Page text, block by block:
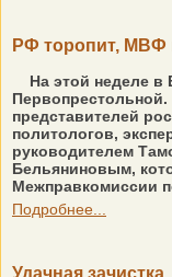
РФ торопит, МВФ
На этой неделе в
представителей
политологов,
руководителем
Бельяниновым,
Межправкомиссии
Подробнее...
Удачная зачистка